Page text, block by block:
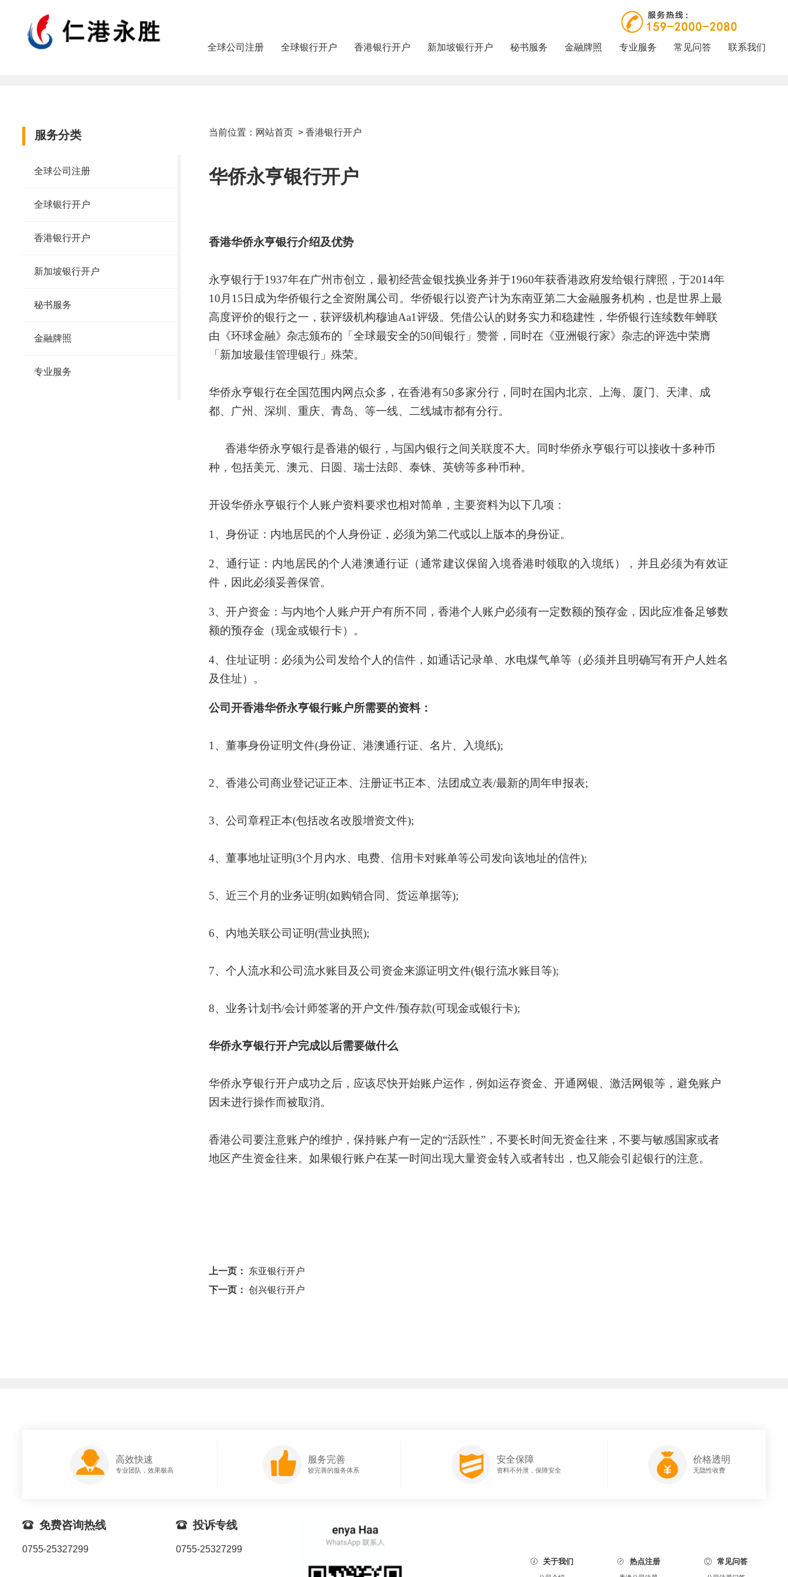
全球公司注册 全球银行开户 香港银行开户 新加坡银行开户 秘书服务 金融牌照 专业服务 常见问答 联系我们
服务分类
全球公司注册
全球银行开户
香港银行开户
新加坡银行开户
秘书服务
金融牌照
专业服务
当前位置： 网站首页 > 香港银行开户
华侨永亨银行开户
香港华侨永亨银行介绍及优势
永亨银行于1937年在广州市创立，最初经营金银找换业务并于1960年获香港政府发给银行牌照，于2014年
10月15日成为华侨银行之全资附属公司。华侨银行以资产计为东南亚第二大金融服务机构，也是世界上最
高度评价的银行之一，获评级机构穆迪Aa1评级。凭借公认的财务实力和稳建性，华侨银行连续数年蝉联
由《环球金融》杂志颁布的「全球最安全的50间银行」赞誉，同时在《亚洲银行家》杂志的评选中荣膺
「新加坡最佳管理银行」殊荣。
华侨永亨银行在全国范围内网点众多，在香港有50多家分行，同时在国内北京、上海、厦门、天津、成
都、广州、深圳、重庆、青岛、等一线、二线城市都有分行。
香港华侨永亨银行是香港的银行，与国内银行之间关联度不大。同时华侨永亨银行可以接收十多种币
种，包括美元、澳元、日圆、瑞士法郎、泰铢、英镑等多种币种。
开设华侨永亨银行个人账户资料要求也相对简单，主要资料为以下几项：
1、身份证：内地居民的个人身份证，必须为第二代或以上版本的身份证。
2、通行证：内地居民的个人港澳通行证 （通常建议保留入境香港时领取的入境纸），并且必须为有效证
件，因此必须妥善保管。
3、开户资金：与内地个人账户开户有所不同，香港个人账户必须有一定数额的预存金，因此应准备足够数
额的预存金（现金或银行卡）。
4、住址证明：必须为公司发给个人的信件，如通话记录单、水电煤气单等（必须并且明确写有开户人姓名
及住址）。
公司开香港华侨永亨银行账户所需要的资料：
1、董事身份证明文件(身份证、港澳通行证、名片、入境纸);
2、香港公司商业登记证正本、注册证书正本、法团成立表/最新的周年申报表;
3、公司章程正本(包括改名改股增资文件);
4、董事地址证明(3个月内水、电费、信用卡对账单等公司发向该地址的信件);
5、近三个月的业务证明(如购销合同、货运单据等);
6、内地关联公司证明(营业执照);
7、个人流水和公司流水账目及公司资金来源证明文件(银行流水账目等);
8、业务计划书/会计师签署的开户文件/预存款(可现金或银行卡);
华侨永亨银行开户完成以后需要做什么
华侨永亨银行开户成功之后，应该尽快开始账户运作，例如运存资金、开通网银、激活网银等，避免账户
因未进行操作而被取消。
香港公司要注意账户的维护，保持账户有一定的“活跃性”，不要长时间无资金往来，不要与敏感国家或者
地区产生资金往来。如果银行账户在某一时间出现大量资金转入或者转出，也又能会引起银行的注意。
上一页：
东亚银行开户
下一页： 创兴银行开户
高效快速
专业团队，效果极高
服务完善
较完善的服务体系
安全保障
资料不外泄，保障安全
价格透明
无隐性收费
 免费咨询热线
0755-25327299
 投诉专线
0755-25327299
 关于我们  热点注册  常见问答